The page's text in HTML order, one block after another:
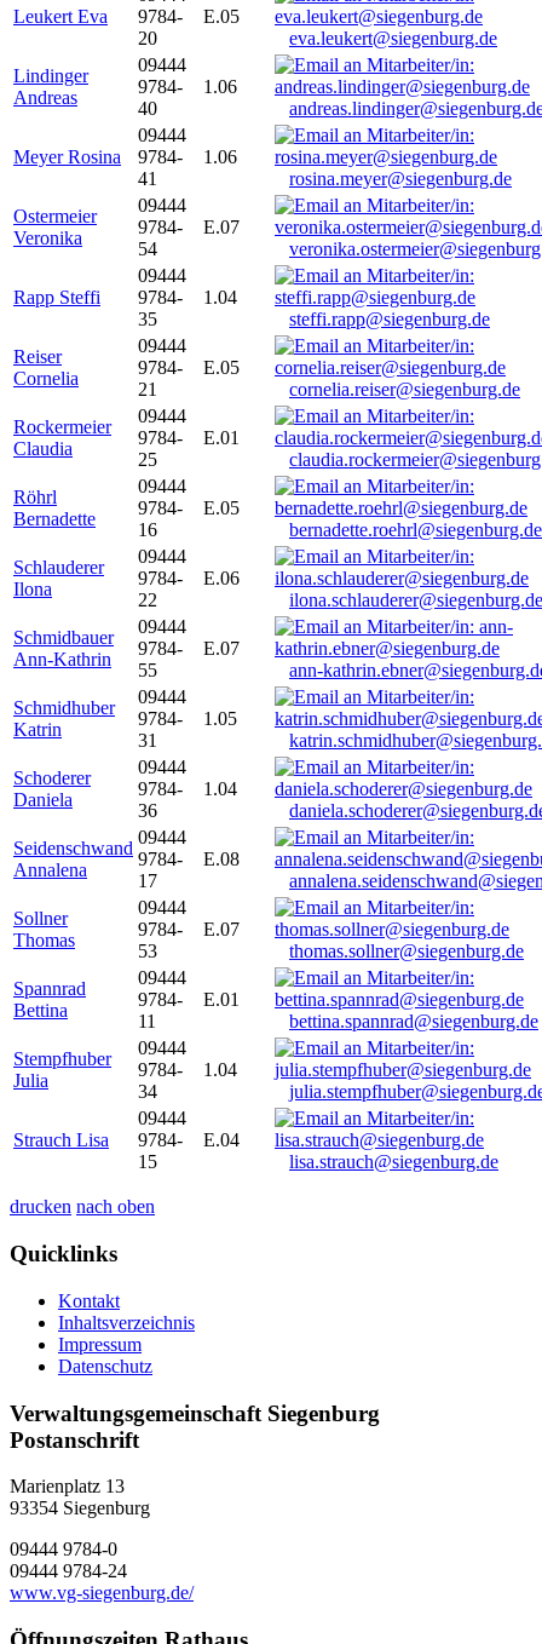
Leukert Eva
9784-
20
E.05
eva.leukert@siegenburg.de
Lindinger
Andreas
09444
9784-
40
1.06
Meyer Rosina
09444
9784-
41
1.06
rosina.meyer@siegenburg.de
Ostermeier
Veronika
09444
9784-
54
E.07
Rapp Steffi
09444
9784-
35
1.04
steffi.rapp@siegenburg.de
Reiser
Cornelia
09444
9784-
21
E.05
cornelia.reiser@siegenburg.de
Rockermeier
Claudia
09444
9784-
25
E.01
Röhrl
Bernadette
09444
9784-
16
E.05
bernadette.roehrl@siegenburg.de
Schlauderer
Ilona
09444
9784-
22
E.06
ilona.schlauderer@siegenburg.de
Schmidbauer
Ann-Kathrin
09444
9784-
55
E.07
ann-
Schmidhuber
Katrin
09444
9784-
31
1.05
Schoderer
Daniela
09444
9784-
36
1.04
Seidenschwand
Annalena
09444
9784-
17
E.08
Sollner
Thomas
09444
9784-
53
E.07
thomas.sollner@siegenburg.de
Spannrad
Bettina
09444
9784-
11
E.01
bettina.spannrad@siegenburg.de
Stempfhuber
Julia
09444
9784-
34
1.04
Strauch Lisa
09444
9784-
15
E.04
lisa.strauch@siegenburg.de
drucken nach oben
Quicklinks
Kontakt
Inhaltsverzeichnis
Impressum
Datenschutz
Verwaltungsgemeinschaft Siegenburg
Postanschrift
Marienplatz 13
93354 Siegenburg
09444 9784-0
09444 9784-24
www.vg-siegenburg.de/